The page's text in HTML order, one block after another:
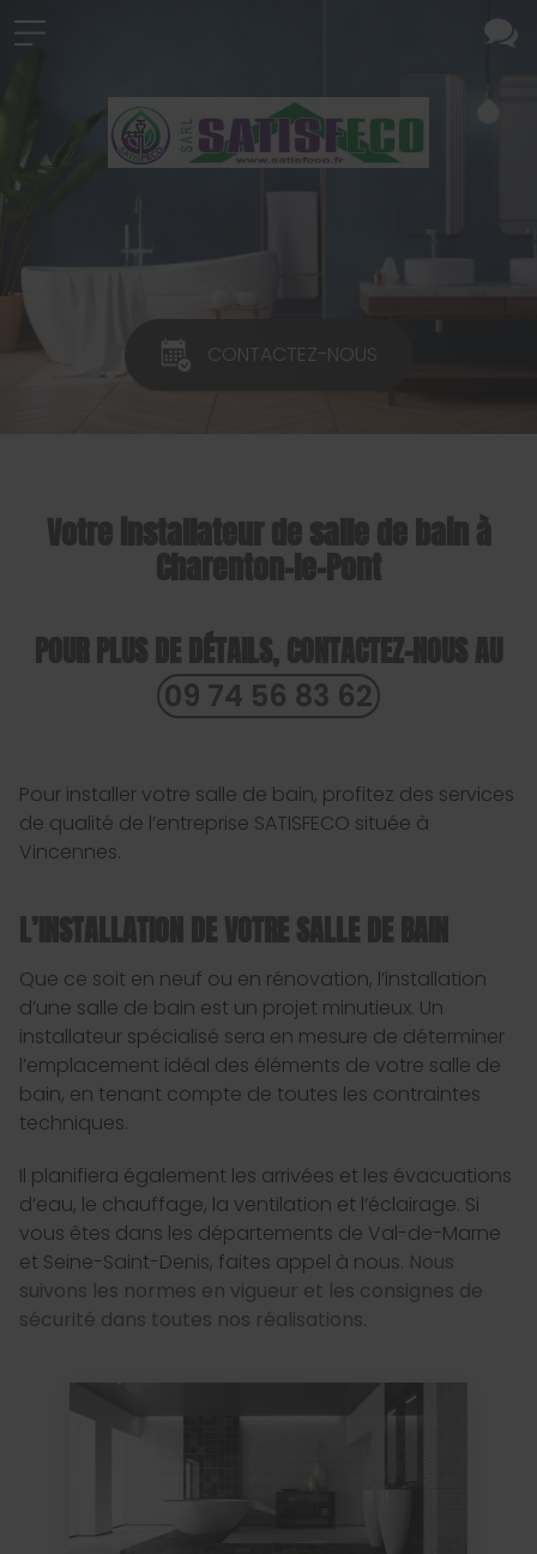
CONTACTEZ-NOUS
Votre installateur de salle de bain à
Charenton-le-Pont
POUR PLUS DE DÉTAILS, CONTACTEZ-NOUS AU
09 74 56 83 62
Pour installer votre salle de bain, profitez des services
de qualité de l’entreprise SATISFECO située à
Vincennes.
L’INSTALLATION DE VOTRE SALLE DE BAIN
Que ce soit en neuf ou en rénovation, l’installation
d’une salle de bain est un projet minutieux. Un
installateur spécialisé sera en mesure de déterminer
l’emplacement idéal des éléments de votre salle de
bain, en tenant compte de toutes les contraintes
techniques.
Il planifiera également les arrivées et les évacuations
d’eau, le chauffage, la ventilation et l’éclairage. Si
vous êtes dans les départements de Val-de-Marne
et Seine-Saint-Denis, faites appel à nous. Nous
suivons les normes en vigueur et les consignes de
sécurité dans toutes nos réalisations.